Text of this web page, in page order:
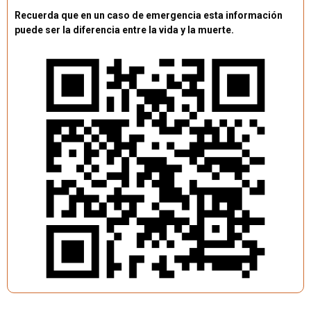
Recuerda que en un caso de emergencia esta información
puede ser la diferencia entre la vida y la muerte.